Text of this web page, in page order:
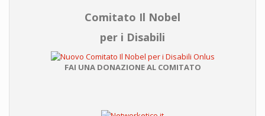
Comitato Il Nobel
per i Disabili
FAI UNA DONAZIONE AL COMITATO